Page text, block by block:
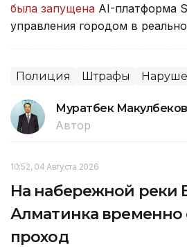
была запущена AI-платформа
управления городом в
Полиция Штрафы
Муратбек Макулбеков
Автор
10:52, 04 Августа 2026
На набережной реки
Алматинка временно
проход